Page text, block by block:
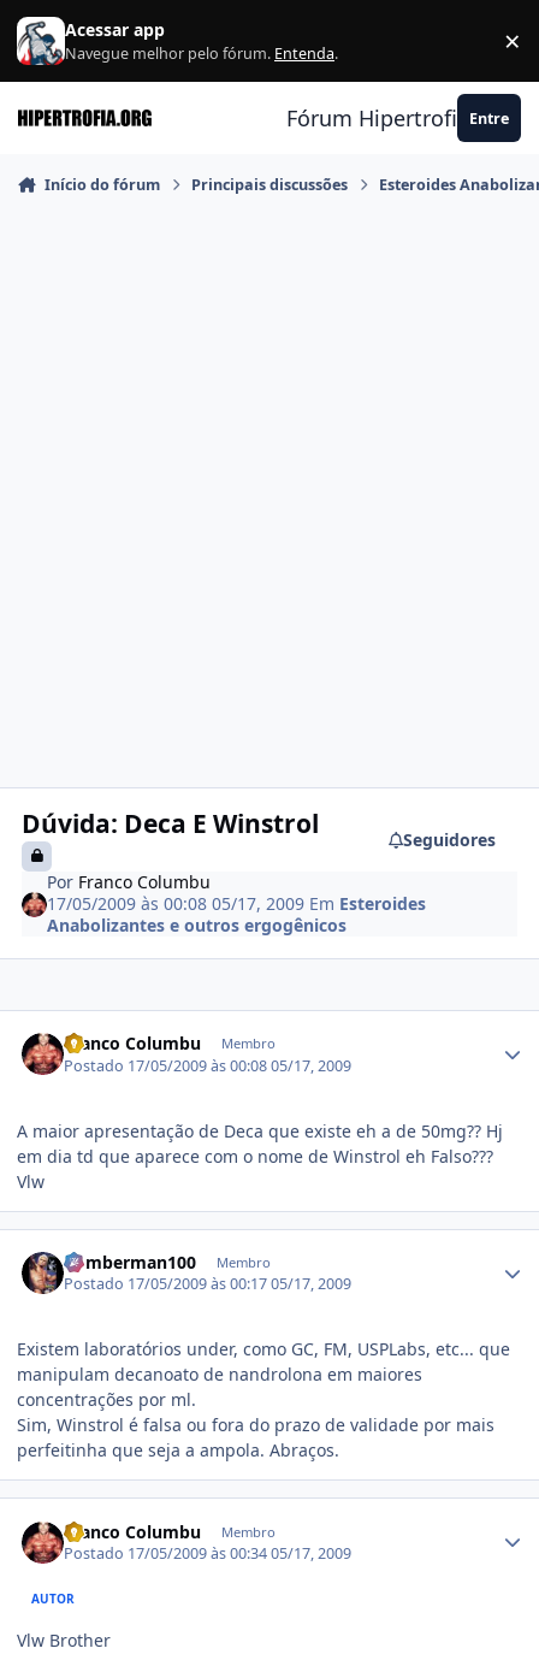
Ir para conteúdo
Acessar app
Navegue melhor pelo fórum. Entenda. ×
Fórum Hipertrofia.org
Entre
Início do fórum Principais discussões Esteroides
Dúvida: Deca E Winstrol
Seguidores
Por Franco Columbu
17/05/2009 às 00:0805/17, 2009 Em Esteroides
Anabolizantes e outros ergogênicos
Franco Columbu Membro
Postado 17/05/2009 às 00:0805/17, 2009
A maior apresentação de Deca que existe eh a de 50mg?? Hj
em dia td que aparece com o nome de Winstrol eh Falso???
Vlw
bomberman100 Membro
Postado 17/05/2009 às 00:1705/17, 2009
Existem laboratórios under, como GC, FM, USPLabs, etc... que
manipulam decanoato de nandrolona em maiores
concentrações por ml.
Sim, Winstrol é falsa ou fora do prazo de validade por mais
perfeitinha que seja a ampola. Abraços.
Franco Columbu Membro
Postado 17/05/2009 às 00:3405/17, 2009
AUTOR
Vlw Brother